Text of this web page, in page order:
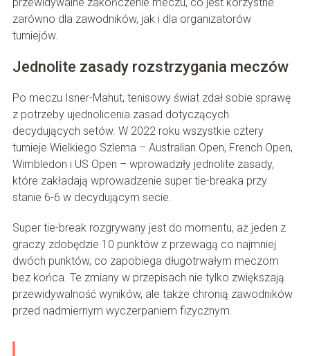
zarówno dla zawodników, jak i dla organizatorów
turniejów.
Jednolite zasady rozstrzygania meczów
Po meczu Isner-Mahut, tenisowy świat zdał sobie sprawę
z potrzeby ujednolicenia zasad dotyczących
decydujących setów. W 2022 roku wszystkie cztery
turnieje Wielkiego Szlema – Australian Open, French Open,
Wimbledon i US Open – wprowadziły jednolite zasady,
które zakładają wprowadzenie super tie-breaka przy
stanie 6-6 w decydującym secie.
Super tie-break rozgrywany jest do momentu, aż jeden z
graczy zdobędzie 10 punktów z przewagą co najmniej
dwóch punktów, co zapobiega długotrwałym meczom
bez końca. Te zmiany w przepisach nie tylko zwiększają
przewidywalność wyników, ale także chronią zawodników
przed nadmiernym wyczerpaniem fizycznym.